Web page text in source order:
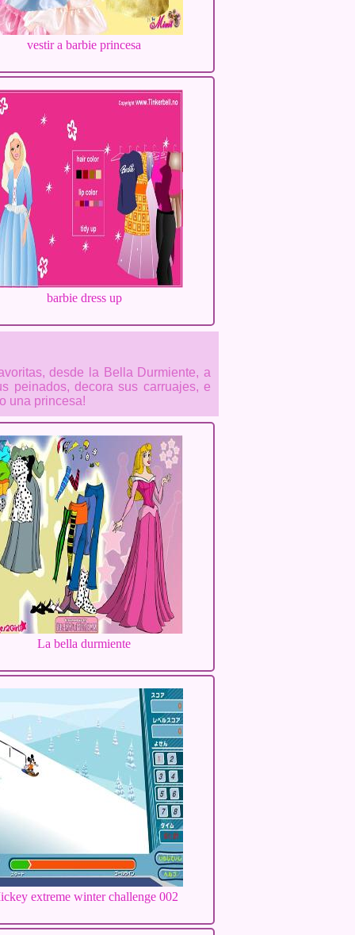
vestir a barbie princesa
barbie dress up
desde la Bella Durmiente, a
peinados, decora sus carruajes, e
una princesa!
La bella durmiente
extreme winter challenge 002